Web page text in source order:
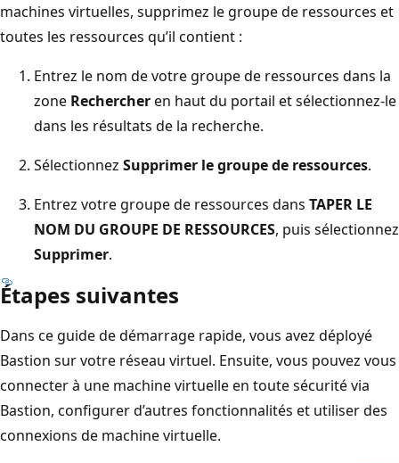
machines virtuelles, supprimez le groupe de ressources et
toutes les ressources qu’il contient :
Entrez le nom de votre groupe de ressources dans la
zone Rechercheren haut du portail et sélectionnez-le
dans les résultats de la recherche.
Sélectionnez Supprimer le groupe de ressources.
Entrez votre groupe de ressources dans TAPER LE
NOM DU GROUPE DE RESSOURCES, puis sélectionnez
Supprimer.
Étapes suivantes
Dans ce guide de démarrage rapide, vous avez déployé
Bastion sur votre réseau virtuel. Ensuite, vous pouvez vous
connecter à une machine virtuelle en toute sécurité via
Bastion, configurer d’autres fonctionnalités et utiliser des
connexions de machine virtuelle.